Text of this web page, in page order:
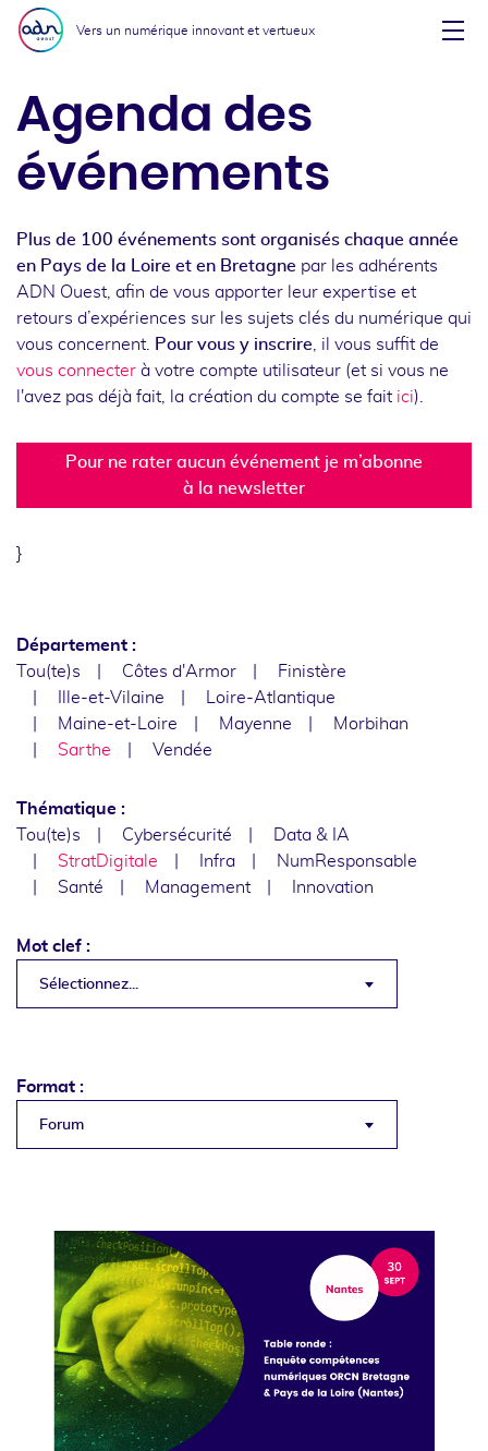
Aller au menu
Aller au contenu
Vers un numérique innovant et vertueux
Agenda des
événements
Plus de 100 événements sont organisés chaque année
en Pays de la Loire et en Bretagne par les adhérents
ADN Ouest, afin de vous apporter leur expertise et
retours d’expériences sur les sujets clés du numérique qui
vous concernent.
Pour vous y inscrire , il vous suffit de
vous connecter à votre compte utilisateur (et si vous ne
l'avez pas déjà fait, la création du compte se fait ici).
Pour ne rater aucun événement je m’abonne
à la newsletter
}
Département :
Tou(te)s
Côtes d'Armor
Finistère
Ille-et-Vilaine
Loire-Atlantique
Maine-et-Loire
Mayenne
Morbihan
Sarthe
Vendée
Thématique :
Tou(te)s
Cybersécurité
Data & IA
StratDigitale
Infra
NumResponsable
Santé
Management Innovation
Mot clef :
Sélectionnez...
Format :
Forum